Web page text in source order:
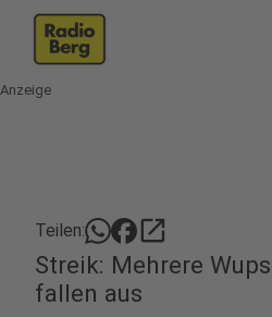
Anzeige
Teilen: open_in_new
Streik: Mehrere
fallen aus